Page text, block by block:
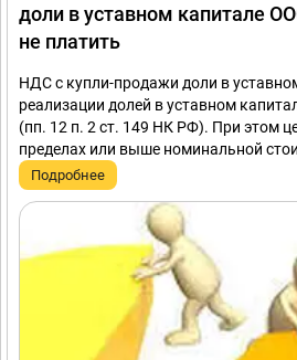
доли в уставном капитале
не платить
НДС с купли-продажи доли в
реализации долей в уставном
(пп. 12 п. 2 ст. 149 НК РФ). При этом
пределах или выше номинальной
Подробнее